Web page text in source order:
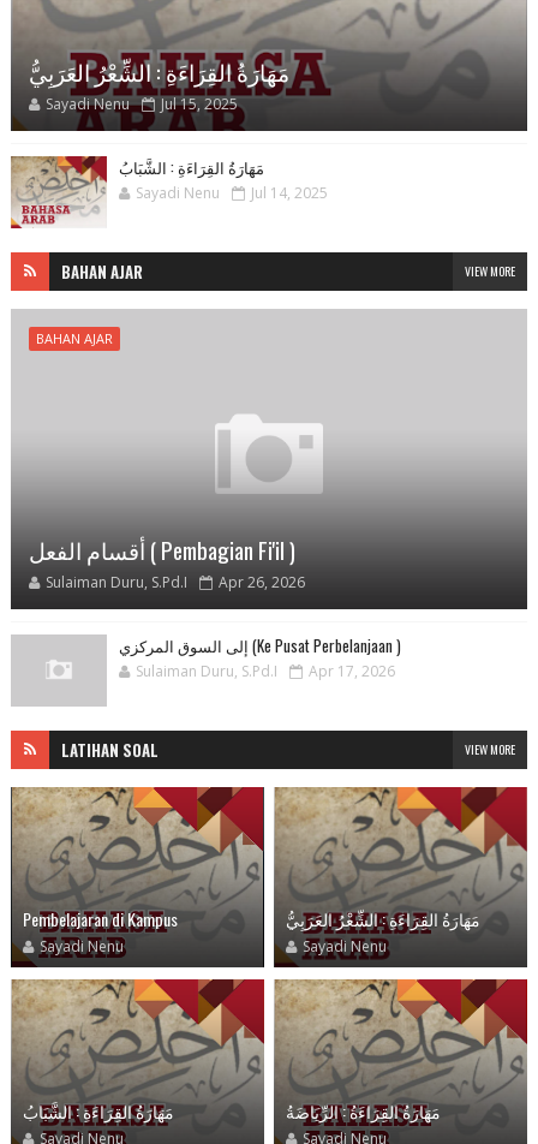
مَهَارَةُ القِرَاءَةِ : الشِّعْرُ العَرَبِيُّ
Sayadi Nenu Jul 15, 2025
مَهَارَةُ القِرَاءَةِ : الشَّبَابُ
Sayadi Nenu Jul 14, 2025
BAHAN AJAR VIEW MORE
BAHAN AJAR
أقسام الفعل ( Pembagian Fi'il )
Sulaiman Duru, S.Pd.I Apr 26, 2026
إلى السوق المركزي (Ke Pusat Perbelanjaan )
Sulaiman Duru, S.Pd.I Apr 17, 2026
LATIHAN SOAL VIEW MORE
Pembelajaran di Kampus
Sayadi Nenu
مَهَارَةُ القِرَاءَةِ : الشِّعْرُ العَرَبِيُّ
Sayadi Nenu
مَهَارَةُ القِرَاءَةِ : الشَّبَابُ
Sayadi Nenu
مَهَارَةُ القِرَاءَةُ : الرِّيَاضَةُ
Sayadi Nenu